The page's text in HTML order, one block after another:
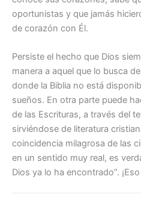
oportunistas y que jamás
de corazón con Él.
Persiste el hecho que Dios
manera a aquel que lo busca
donde la Biblia no está
sueños. En otra parte puede
de las Escrituras, a través del
sirviéndose de literatura
coincidencia milagrosa de las
en un sentido muy real, es
Dios ya lo ha encontrado”.